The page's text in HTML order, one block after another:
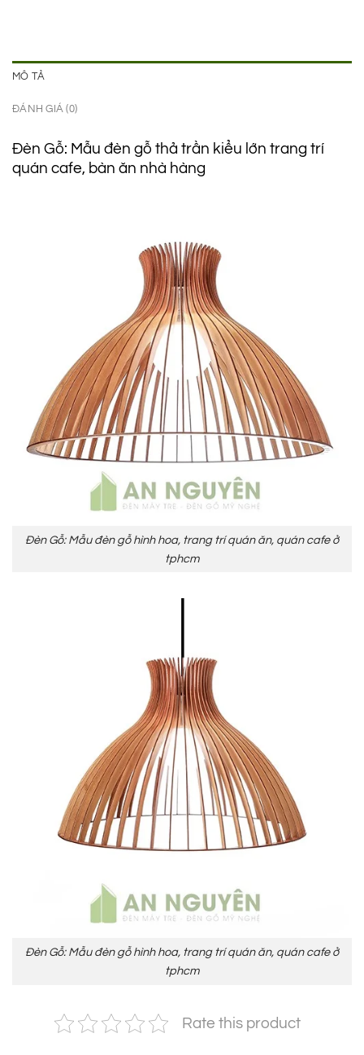
MÔ TẢ
ĐÁNH GIÁ (0)
Đèn Gỗ: Mẫu đèn gỗ thả trần kiểu lớn trang trí
quán cafe, bàn ăn nhà hàng
Đèn Gỗ: Mẫu đèn gỗ hình hoa, trang trí quán ăn, quán cafe ở
tphcm
Đèn Gỗ: Mẫu đèn gỗ hình hoa, trang trí quán ăn, quán cafe ở
tphcm
Rate this product